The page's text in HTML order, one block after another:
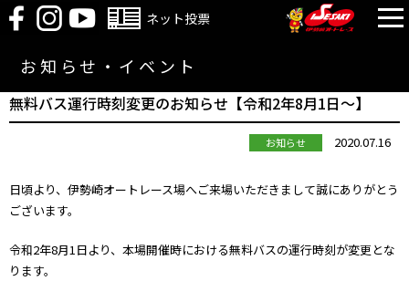
ネット投票
お知らせ・イベント
無料バス運行時刻変更のお知らせ【令和2年8月1日～】
お知らせ 2020.07.16
日頃より、伊勢崎オートレース場へご来場いただきまして誠にありがとう
ございます。
令和2年8月1日より、本場開催時における無料バスの運行時刻が変更とな
ります。